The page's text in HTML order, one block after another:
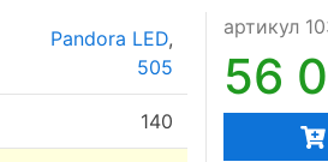
Pandora LED,
505
140
артикул
56